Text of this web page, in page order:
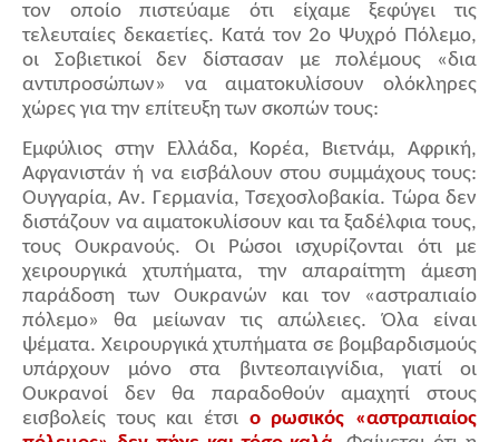
τον οποίο πιστεύαμε ότι είχαμε ξεφύγει τις
τελευταίες δεκαετίες. Κατά τον 2ο Ψυχρό Πόλεμο,
οι Σοβιετικοί δεν δίστασαν με πολέμους «δια
αντιπροσώπων» να αιματοκυλίσουν ολόκληρες
χώρες για την επίτευξη των σκοπών τους:
Εμφύλιος στην Ελλάδα, Κορέα, Βιετνάμ, Αφρική,
Αφγανιστάν ή να εισβάλουν στου συμμάχους τους:
Ουγγαρία, Αν. Γερμανία, Τσεχοσλοβακία. Τώρα δεν
διστάζουν να αιματοκυλίσουν και τα ξαδέλφια τους,
τους Ουκρανούς. Οι Ρώσοι ισχυρίζονται ότι με
χειρουργικά χτυπήματα, την απαραίτητη άμεση
παράδοση των Ουκρανών και τον «αστραπιαίο
πόλεμο» θα μείωναν τις απώλειες. Όλα είναι
ψέματα. Χειρουργικά χτυπήματα σε βομβαρδισμούς
υπάρχουν μόνο στα βιντεοπαιγνίδια, γιατί οι
Ουκρανοί δεν θα παραδοθούν αμαχητί στους
εισβολείς τους και έτσι ο ρωσικός «αστραπιαίος